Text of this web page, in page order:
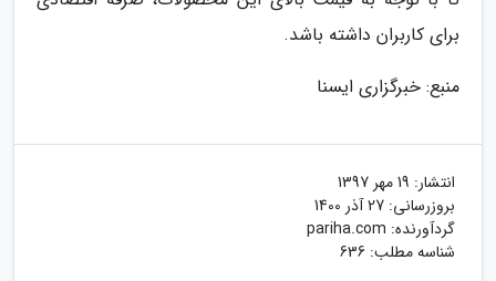
برای کاربران داشته باشد.
منبع: خبرگزاری ایسنا
انتشار: 19 مهر 1397
بروزرسانی: 27 آذر 1400
گردآورنده: pariha.com
شناسه مطلب: 636